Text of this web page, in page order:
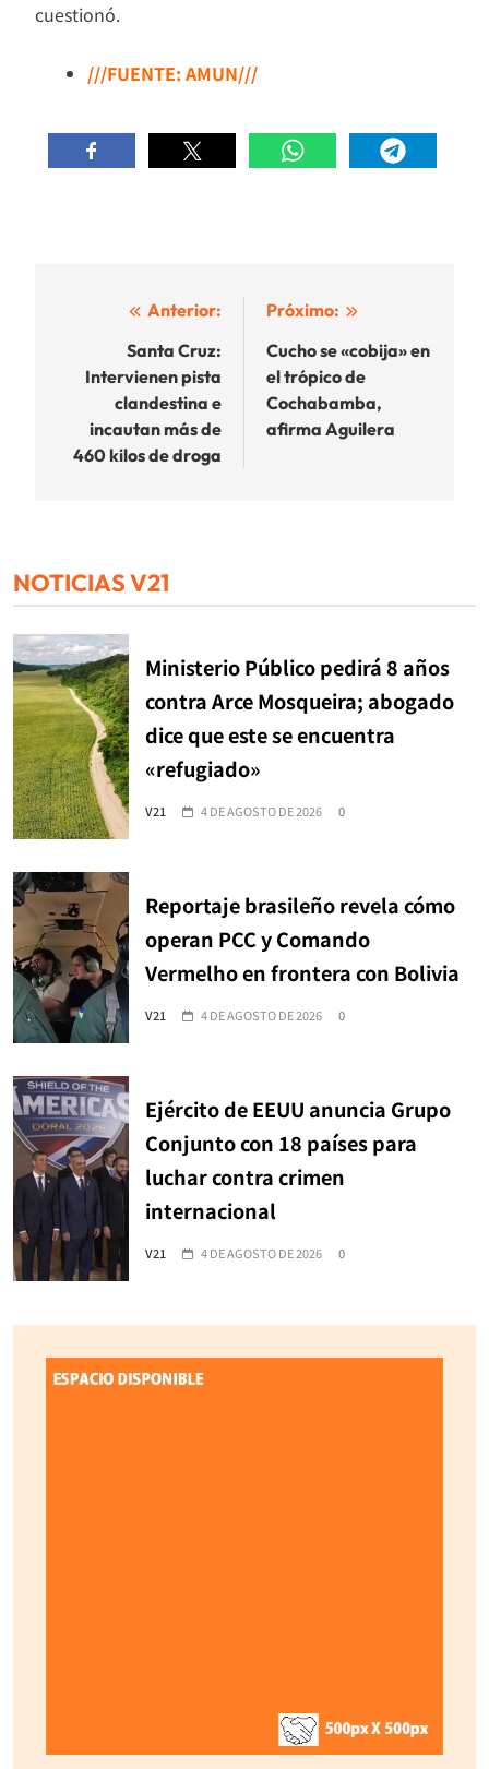
cuestionó.
///FUENTE: AMUN///
Navegación
entradas
Anterior:
Santa Cruz:
Intervienen pista
clandestina e
incautan más de
460 kilos de droga
Próximo:
Cucho se «cobija» en
el trópico de
Cochabamba,
afirma Aguilera
NOTICIAS V21
Ministerio Público pedirá 8 años
contra Arce Mosqueira; abogado
dice que este se encuentra
«refugiado»
V21 4 DE AGOSTO DE 2026 0
Reportaje brasileño revela cómo
operan PCC y Comando
Vermelho en frontera con Bolivia
V21 4 DE AGOSTO DE 2026 0
Ejército de EEUU anuncia Grupo
Conjunto con 18 países para
luchar contra crimen
internacional
V21 4 DE AGOSTO DE 2026 0